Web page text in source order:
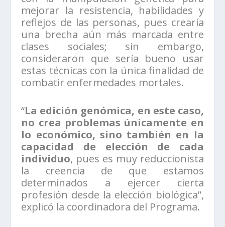
mejorar la resistencia, habilidades y
reflejos de las personas, pues crearía
una brecha aún más marcada entre
clases sociales; sin embargo,
consideraron que sería bueno usar
estas técnicas con la única finalidad de
combatir enfermedades mortales.
“La edición genómica, en este caso,
no crea problemas únicamente en
lo económico, sino también en la
capacidad de elección de cada
individuo, pues es muy reduccionista
la creencia de que estamos
determinados a ejercer cierta
profesión desde la elección biológica”,
explicó la coordinadora del Programa.